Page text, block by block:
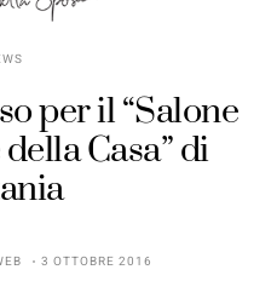
per il “Salone
Casa” di
3 OTTOBRE 2016